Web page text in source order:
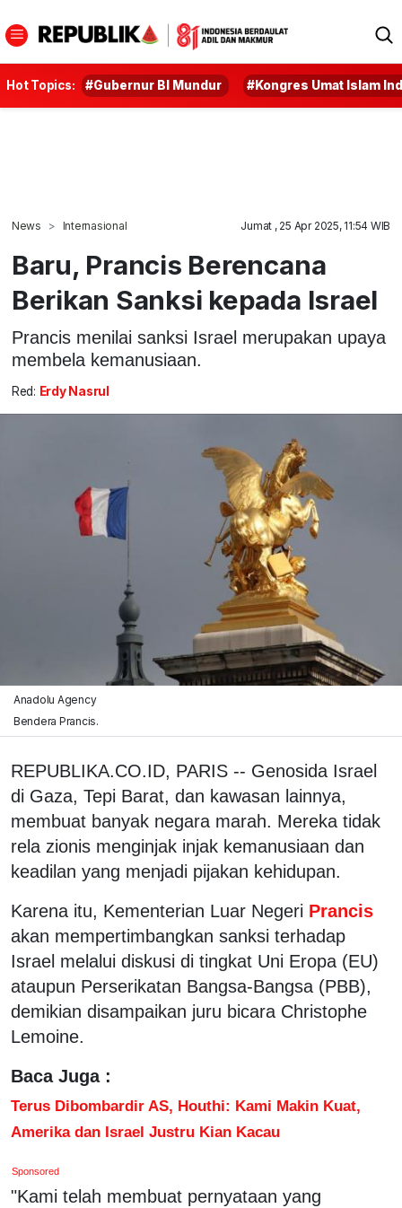
Hot Topics: #Gubernur BI Mundur #Kongres Umat Islam
News Internasional Jumat , 25 Apr 2025, 11:54 WIB
Baru, Prancis Berencana
Berikan Sanksi kepada Israel
Prancis menilai sanksi Israel merupakan upaya
membela kemanusiaan.
Red: Erdy Nasrul
Anadolu Agency
Bendera Prancis.
REPUBLIKA.CO.ID, PARIS -- Genosida Israel
di Gaza, Tepi Barat, dan kawasan lainnya,
membuat banyak negara marah. Mereka tidak
rela zionis menginjak injak kemanusiaan dan
keadilan yang menjadi pijakan kehidupan.
Karena itu, Kementerian Luar Negeri Prancis
akan mempertimbangkan sanksi terhadap
Israel melalui diskusi di tingkat Uni Eropa (EU)
ataupun Perserikatan Bangsa-Bangsa (PBB),
demikian disampaikan juru bicara Christophe
Lemoine.
Baca Juga :
Terus Dibombardir AS, Houthi: Kami Makin Kuat,
Amerika dan Israel Justru Kian Kacau
Sponsored
"Kami telah membuat pernyataan yang